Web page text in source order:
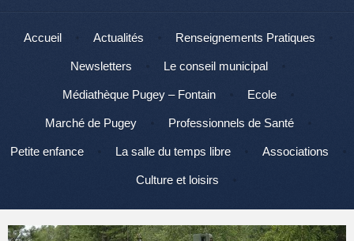
Menu
Aller au contenu
Accueil Actualités Renseignements Pratiques
Newsletters Le conseil municipal
Médiathèque Pugey – Fontain Ecole
Marché de Pugey Professionnels de Santé
Petite enfance La salle du temps libre Associations
Culture et loisirs